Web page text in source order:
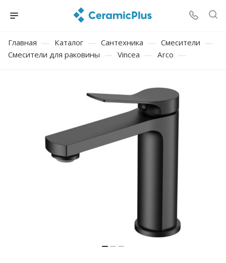
Главная — Каталог — Сантехника — Смесители —
Смесители для раковины — Vincea — Arco —